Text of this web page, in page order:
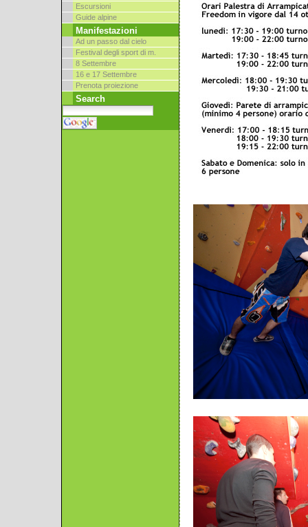
Escursioni
Guide alpine
Manifestazioni
Ad un passo dal cielo
Festival degli sport di m.
8 Settembre
16 e 17 Settembre
Prenota proiezione
Search